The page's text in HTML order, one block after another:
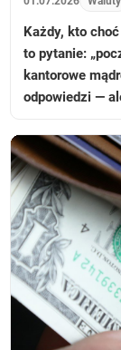
Każdy, kto
to pytanie:
kantorowe
odpowiedzi —